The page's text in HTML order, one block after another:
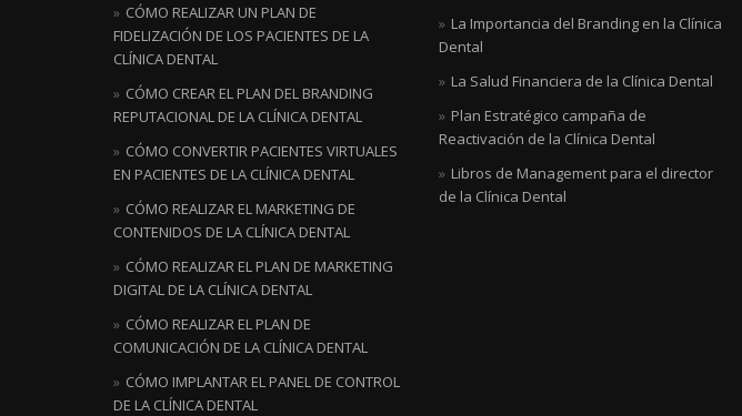
CÓMO REALIZAR UN PLAN DE
FIDELIZACIÓN DE LOS PACIENTES DE LA
CLÍNICA DENTAL
CÓMO CREAR EL PLAN DEL BRANDING
REPUTACIONAL DE LA CLÍNICA DENTAL
CÓMO CONVERTIR PACIENTES VIRTUALES
EN PACIENTES DE LA CLÍNICA DENTAL
CÓMO REALIZAR EL MARKETING DE
CONTENIDOS DE LA CLÍNICA DENTAL
CÓMO REALIZAR EL PLAN DE MARKETING
DIGITAL DE LA CLÍNICA DENTAL
CÓMO REALIZAR EL PLAN DE
COMUNICACIÓN DE LA CLÍNICA DENTAL
CÓMO IMPLANTAR EL PANEL DE CONTROL
DE LA CLÍNICA DENTAL
La Importancia del Branding en la Clínica
Dental
La Salud Financiera de la Clínica Dental
Plan Estratégico campaña de
Reactivación de la Clínica Dental
Libros de Management para el director
de la Clínica Dental